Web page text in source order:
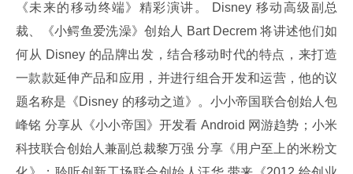
《未来的移动终端》精彩演讲。 Disney 移动高级副总
裁、《小鳄鱼爱洗澡》创始人 Bart Decrem 将讲述他们如
何从 Disney 的品牌出发，结合移动时代的特点，来打造
一款款延伸产品和应用，并进行组合开发和运营，他的议
题名称是《Disney 的移动之道》。小小帝国联合创始人包
峰铭 分享从《小小帝国》开发看 Android 网游趋势；小米
科技联合创始人兼副总裁黎万强 分享《用户至上的米粉文